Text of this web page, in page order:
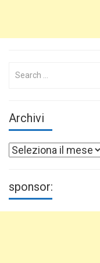
Search
Archivi
Archivi
sponsor: